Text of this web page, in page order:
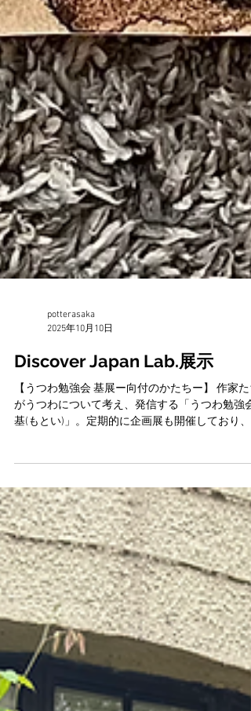
2025年10月10日
Discover Japan Lab.展示
【うつわ勉強会 基展ー向付のかたちー】 作家た
がうつわについて考え、発信する「うつわ勉強会
基(もとい)」。定期的に企画展も開催しており、
回は「向付」をメインに当店でうつわ展が開催。
会期:2025年10月18日（土）～10月26日（日）...